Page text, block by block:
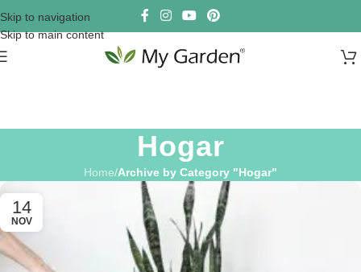
Skip to navigation
Skip to main content
Hogar
Home/Archive by Category "Hogar"
14
NOV